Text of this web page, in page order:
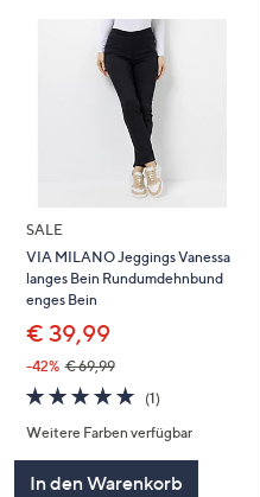
SALE
VIA MILANO Jeggings Vanessa
langes Bein Rundumdehnbund
enges Bein
€ 39,99
-42% € 69,99
5.0
von
5
(1)1
Weitere Farben verfügbar
In den Warenkorb